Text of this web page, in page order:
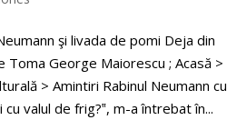
şi livada de pomi Deja din
George Maiorescu ; Acasă >
> Amintiri Rabinul Neumann cu
valul de frig?‟, m-a întrebat în...